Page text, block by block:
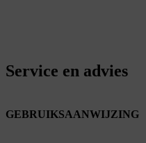
Service en advies
GEBRUIKSAANWIJZING